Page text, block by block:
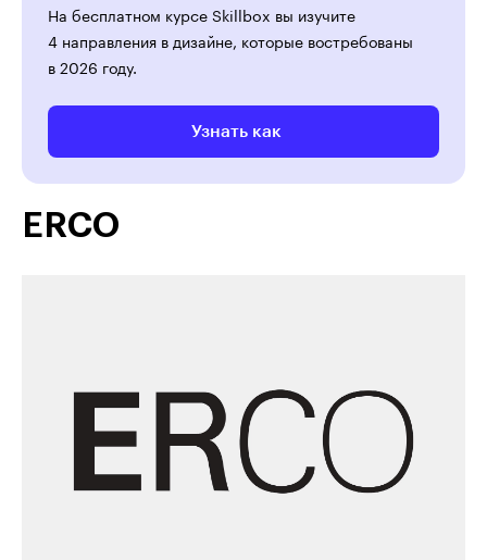
На бесплатном курсе Skillbox вы изучите
4 направления в дизайне, которые востребованы
в 2026 году.
Узнать как
ERCO